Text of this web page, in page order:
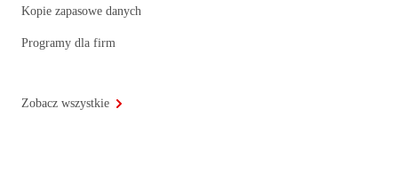
Kopie zapasowe danych
Programy dla firm
Zobacz wszystkie